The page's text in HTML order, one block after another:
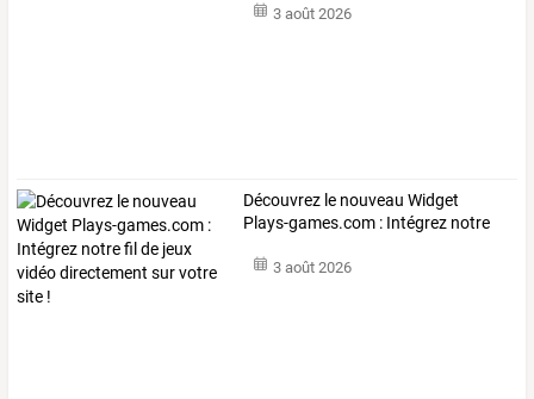
3 août 2026
Découvrez le nouveau Widget
Plays-games.com : Intégrez notre
3 août 2026